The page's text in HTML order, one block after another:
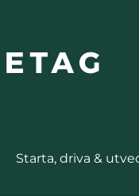
Starta, driva &